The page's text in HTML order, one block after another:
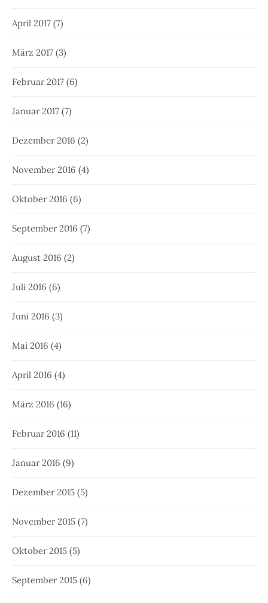
April 2017 (7)
März 2017 (3)
Februar 2017 (6)
Januar 2017 (7)
Dezember 2016 (2)
November 2016 (4)
Oktober 2016 (6)
September 2016 (7)
August 2016 (2)
Juli 2016 (6)
Juni 2016 (3)
Mai 2016 (4)
April 2016 (4)
März 2016 (16)
Februar 2016 (11)
Januar 2016 (9)
Dezember 2015 (5)
November 2015 (7)
Oktober 2015 (5)
September 2015 (6)